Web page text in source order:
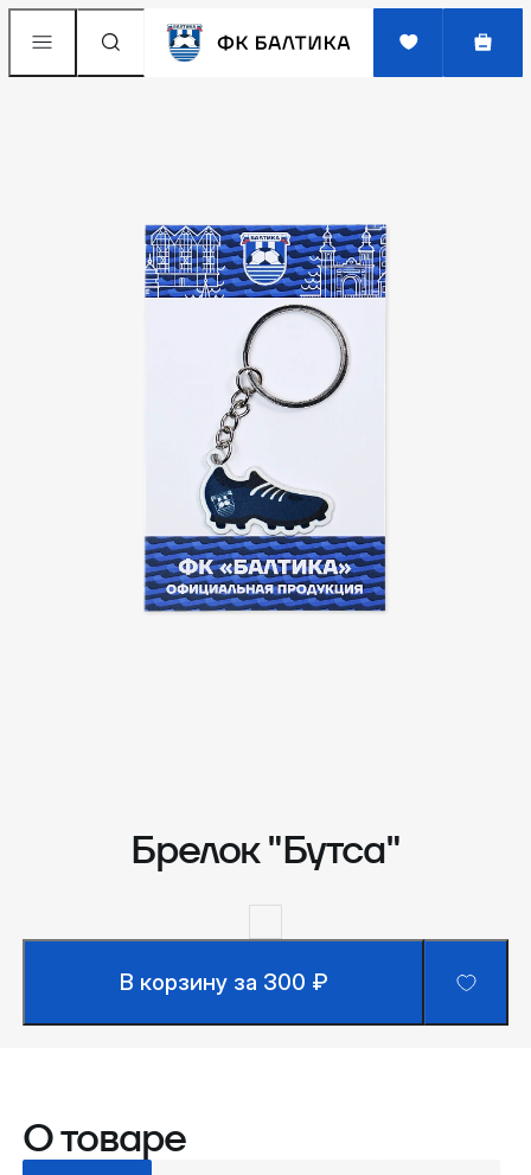
Брелок "Бутса"
В корзину за 300 ₽
О товаре